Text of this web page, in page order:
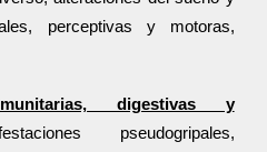
perceptivas y motoras,
digestivas y
pseudogripales,